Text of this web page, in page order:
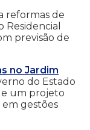
reformas de
Residencial
previsão de
no Jardim
do Estado
um projeto
gestões